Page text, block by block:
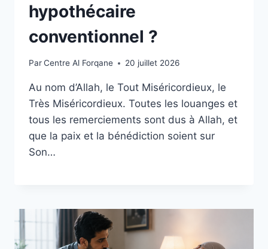
hypothécaire
conventionnel ?
ParCentre Al Forqane 20 juillet 2026
Au nom d’Allah, le Tout Miséricordieux, le
Très Miséricordieux. Toutes les louanges et
tous les remerciements sont dus à Allah, et
que la paix et la bénédiction soient sur
Son…